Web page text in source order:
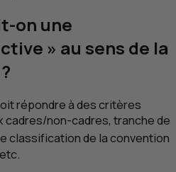
on une
» au sens de la
répondre à des critères
cadres/non-cadres, tranche de
classification de la convention